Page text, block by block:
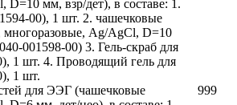
D=10 мм, взр/дет), в составе: 1.
00), 1 шт. 2. чашечковые
многоразовые, Ag/AgCl, D=10
001598-00) 3. Гель-скраб для
1 шт. 4. Проводящий гель для
1 шт.
для ЭЭГ (чашечковые
999